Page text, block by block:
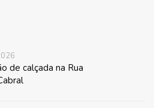
de calçada na Rua